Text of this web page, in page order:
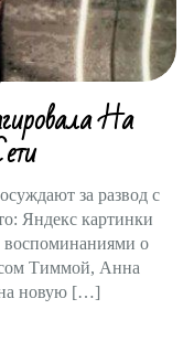
На
за развод с
Яндекс картинки
о
Тиммой, Анна
на новую […]